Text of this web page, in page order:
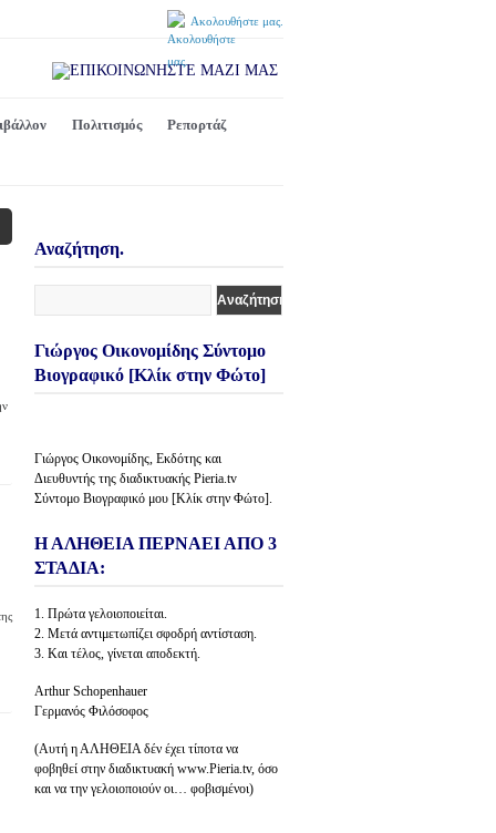
Ακολουθήστε μας.
Πολιτισμός Ρεπορτάζ
Αναζήτηση.
Γιώργος Οικονομίδης Σύντομο
Βιογραφικό [Κλίκ στην Φώτο]
Γιώργος Οικονομίδης, Εκδότης και
Διευθυντής της διαδικτυακής Pieria.tv
Σύντομο Βιογραφικό μου [Κλίκ στην Φώτο].
Η ΑΛΗΘΕΙΑ ΠΕΡΝΑΕΙ ΑΠΟ 3
ΣΤΑΔΙΑ:
1. Πρώτα γελοιοποιείται.
2. Μετά αντιμετωπίζει σφοδρή αντίσταση.
3. Και τέλος, γίνεται αποδεκτή.
Arthur Schopenhauer
Γερμανός Φιλόσοφος
(Αυτή η ΑΛΗΘΕΙΑ δέν έχει τίποτα να
φοβηθεί στην διαδικτυακή www.Pieria.tv, όσο
και να την γελοιοποιούν οι… φοβισμένοι)